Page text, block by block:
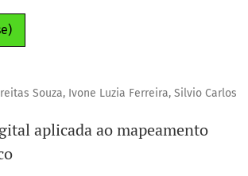
Souza, Ivone Luzia Ferreira, Silvio Carlos
aplicada ao mapeamento